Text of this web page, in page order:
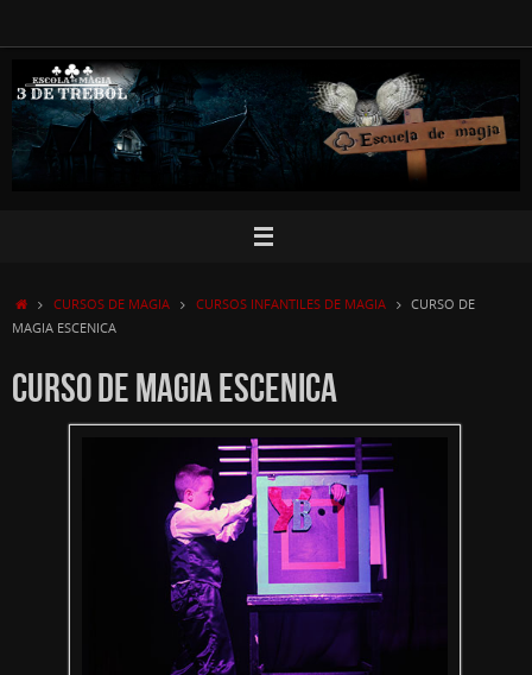
contenido
INICIOCURSOS DE MAGIA CURSOS INFANTILES DE MAGIA
CURSO DE
MAGIA ESCENICA
CURSO DE MAGIA ESCENICA